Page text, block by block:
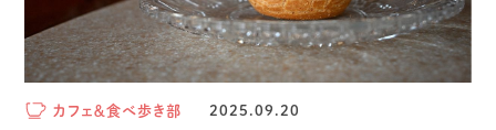
カフェ＆食べ歩き部 2025.09.20